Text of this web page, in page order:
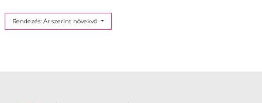
Rendezés: Ár szerint növekvő